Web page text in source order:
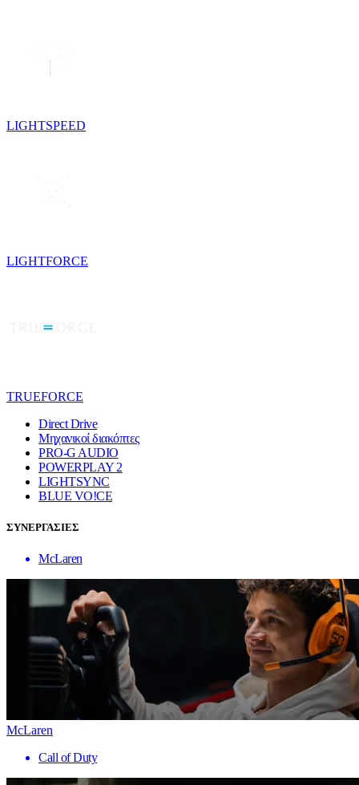
LIGHTSPEED
LIGHTFORCE
TRUEFORCE
Direct Drive
Μηχανικοί διακόπτες
PRO-G AUDIO
POWERPLAY 2
LIGHTSYNC
BLUE VO!CE
ΣΥΝΕΡΓΑΣΙΕΣ
McLaren
McLaren
Call of Duty